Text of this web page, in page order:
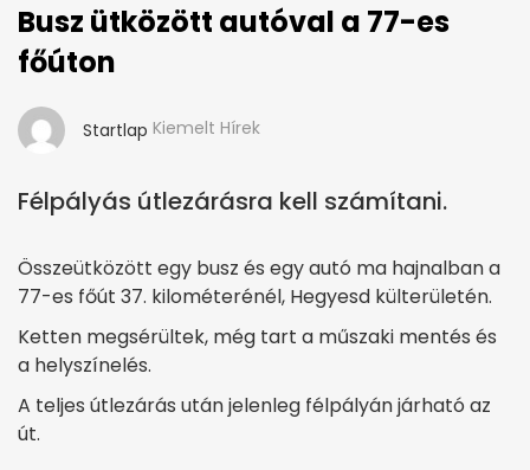
Busz ütközött autóval a 77-es
főúton
Startlap Kiemelt Hírek
Félpályás útlezárásra kell számítani.
Összeütközött egy busz és egy autó ma hajnalban a
77-es főút 37. kilométerénél, Hegyesd külterületén.
Ketten megsérültek, még tart a műszaki mentés és
a helyszínelés.
A teljes útlezárás után jelenleg félpályán járható az
út.